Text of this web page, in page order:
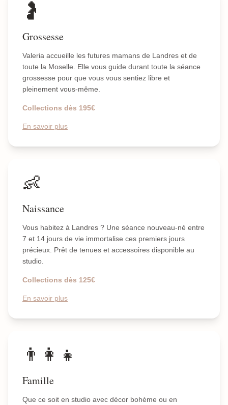
🤰
Grossesse
Valeria accueille les futures mamans de Landres et de
toute la Moselle. Elle vous guide durant toute la séance
grossesse pour que vous vous sentiez libre et
pleinement vous-même.
Collections dès 195€
En savoir plus
👶
Naissance
Vous habitez à Landres ? Une séance nouveau-né entre
7 et 14 jours de vie immortalise ces premiers jours
précieux. Prêt de tenues et accessoires disponible au
studio.
Collections dès 125€
En savoir plus
👨‍👩‍👧
Famille
Que ce soit en studio avec décor bohème ou en